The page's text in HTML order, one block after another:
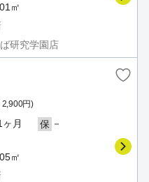
㎡
研究学園店
2,900円)
ヶ月 保 －
㎡